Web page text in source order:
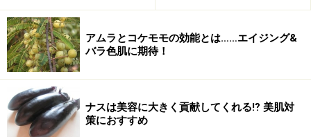
液」ともいえる存在です。血が不足すると、貧血、生理
痛、めまい、立ちくらみといったトラブルばかりではな
く、肌荒れ、顔色が悪いなど美容面にも大打撃！ 桑の
実は血を増やす効果の高いフルーツ。「造血ビューテ
ィ」で、潤いのある美しい肌を目指しましょう。
アムラとコケモモの効能とは……エイジング&
バラ色肌に期待！
ナスは美容に大きく貢献してくれる⁉ 美肌対
策におすすめ